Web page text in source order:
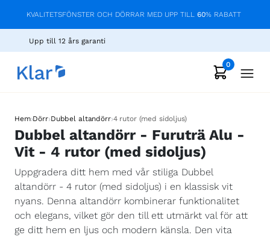
KVALITETSFÖNSTER OCH DÖRRAR MED UPP TILL 60% RABATT
Upp till 12 års garanti
0
Hem›Dörr›Dubbel altandörr›4 rutor (med sidoljus)
Dubbel altandörr - Furuträ Alu -
Vit - 4 rutor (med sidoljus)
Uppgradera ditt hem med vår stiliga Dubbel
altandörr - 4 rutor (med sidoljus) i en klassisk vit
nyans. Denna altandörr kombinerar funktionalitet
och elegans, vilket gör den till ett utmärkt val för att
ge ditt hem en ljus och modern känsla. Den vita